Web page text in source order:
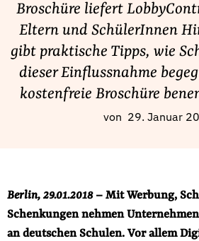
Jetzt Spenden
Geschenkspende
Bußgelder und Geldauflagen
Projektspende
Kontakt
Impressum
Broschüre liefert
Eltern und SchülerInnen
gibt praktische Tipps, wie
dieser Einflussnahme
kostenfreie Broschüre
von 29. Januar
Berlin, 29.01.2018 – Mit Werbung,
Schenkungen nehmen
an deutschen Schulen. Vor allem